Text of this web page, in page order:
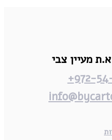
א.ת מעיין צבי
972-